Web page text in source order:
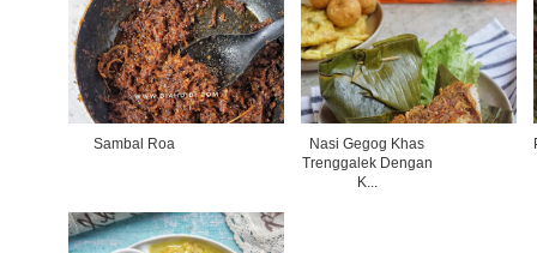
Sambal Roa
Nasi Gegog Khas
Trenggalek Dengan
K...